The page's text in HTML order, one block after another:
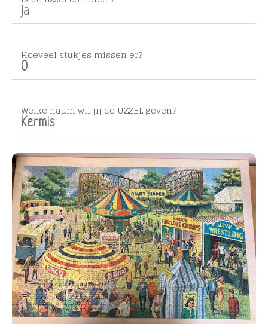
ja
Hoeveel stukjes missen er?
0
Welke naam wil jij de UZZEL geven?
Kermis